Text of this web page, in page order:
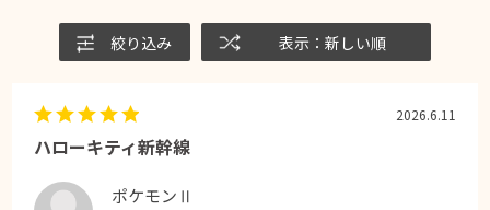
絞り込み 表示：新しい順
ハローキティ新幹線
ポケモンⅡ
2026.6.11